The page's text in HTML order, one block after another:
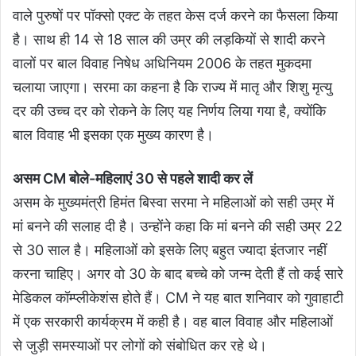
वाले पुरुषों पर पॉक्सो एक्ट के तहत केस दर्ज करने का फैसला किया
है। साथ ही 14 से 18 साल की उम्र की लड़कियों से शादी करने
वालों पर बाल विवाह निषेध अधिनियम 2006 के तहत मुकदमा
चलाया जाएगा। सरमा का कहना है कि राज्य में मातृ और शिशु मृत्यु
दर की उच्च दर को रोकने के लिए यह निर्णय लिया गया है, क्योंकि
बाल विवाह भी इसका एक मुख्य कारण है।
असम CM बोले-महिलाएं 30 से पहले शादी कर लें
असम के मुख्यमंत्री हिमंत बिस्वा सरमा ने महिलाओं को सही उम्र में
मां बनने की सलाह दी है। उन्होंने कहा कि मां बनने की सही उम्र 22
से 30 साल है। महिलाओं को इसके लिए बहुत ज्यादा इंतजार नहीं
करना चाहिए। अगर वो 30 के बाद बच्चे को जन्म देती हैं तो कई सारे
मेडिकल कॉम्प्लीकेशंस होते हैं। CM ने यह बात शनिवार को गुवाहाटी
में एक सरकारी कार्यक्रम में कही है। वह बाल विवाह और महिलाओं
से जुड़ी समस्याओं पर लोगों को संबोधित कर रहे थे।